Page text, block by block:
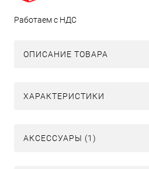
Работаем с НДС
ОПИСАНИЕ ТОВАРА
ХАРАКТЕРИСТИКИ
АКСЕССУАРЫ (1)